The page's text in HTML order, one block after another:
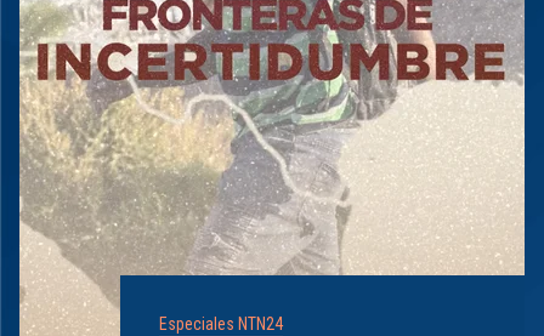
Especiales NTN24